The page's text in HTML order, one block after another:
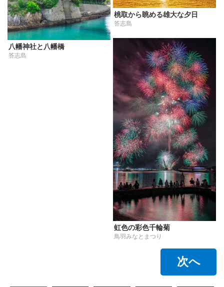
桃取から眺める雄大な夕日
答志島
八幡神社と八幡橋
答志島
虹色の彩色千輪菊
鳥羽みなとまつり
次へ